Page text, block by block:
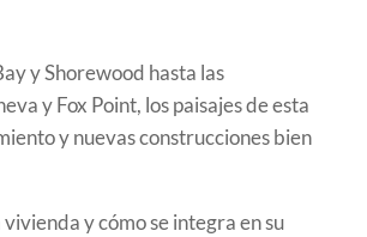
y Shorewood hasta las
y Fox Point, los paisajes de esta
y nuevas construcciones bien
y cómo se integra en su